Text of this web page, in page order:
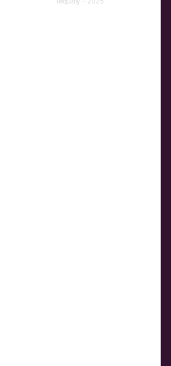
Tequaly - 2025